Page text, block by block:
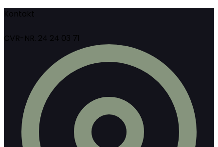
Kontakt
CVR-NR. 24 24 03 71